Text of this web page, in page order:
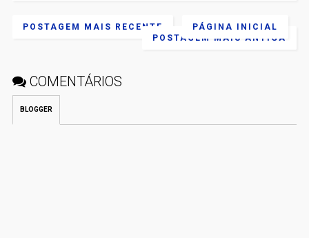
POSTAGEM MAIS RECENTE
POSTAGEM MAIS ANTIGA
PÁGINA INICIAL
COMENTÁRIOS
BLOGGER